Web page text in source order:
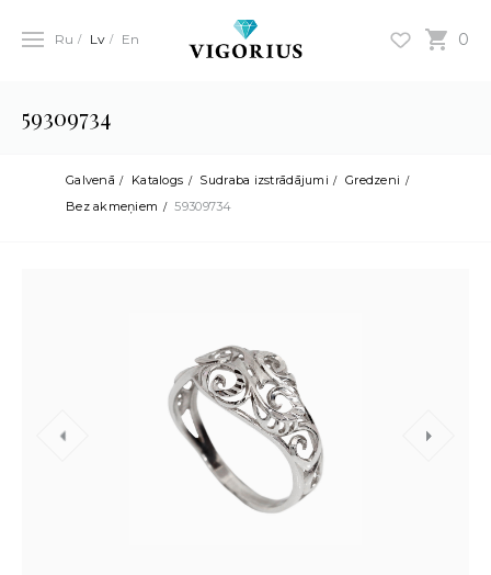
0
Ru Lv En
59309734
Galvenā Katalogs Sudraba izstrādājumi
Gredzeni
Bez akmeņiem
59309734